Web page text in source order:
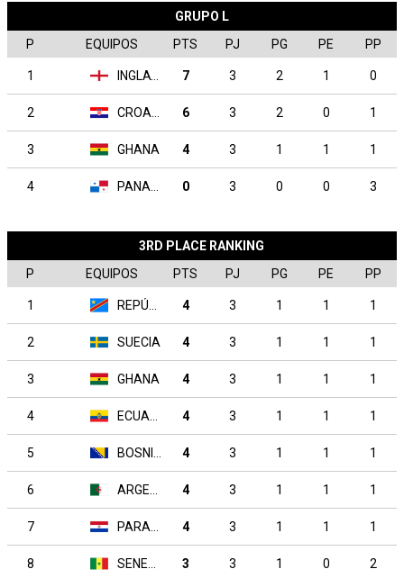
GRUPO L
P
EQUIPOS PTS PJ PG PE PP
1 7 3 2 1 0
2 6 3 2 0 1
3 GHANA 4 3 1 1 1
4 0 3 0 0 3
3RD PLACE RANKING
P
EQUIPOS PTS PJ PG PE PP
1 4 3 1 1 1
2 SUECIA 4 3 1 1 1
3 GHANA 4 3 1 1 1
4 4 3 1 1 1
5 4 3 1 1 1
6 4 3 1 1 1
7 4 3 1 1 1
8 3 3 1 0 2